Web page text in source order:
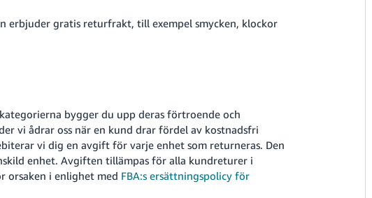
erbjuder gratis returfrakt, till exempel smycken, klockor
bygger du upp deras förtroende och
vi ådrar oss när en kund drar fördel av kostnadsfri
vi dig en avgift för varje enhet som returneras. Den
enhet. Avgiften tillämpas för alla kundreturer i
orsaken i enlighet med FBA:s ersättningspolicy för